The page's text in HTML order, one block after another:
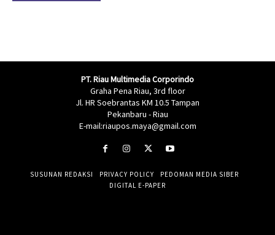
PT. Riau Multimedia Corporindo
Graha Pena Riau, 3rd floor
Jl. HR Soebrantas KM 10.5 Tampan
Pekanbaru - Riau
E-mail:riaupos.maya@gmail.com
SUSUNAN REDAKSI PRIVACY POLICY
PEDOMAN MEDIA SIBER
DIGITAL E-PAPER